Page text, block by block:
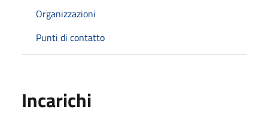
Organizzazioni
Punti di contatto
Incarichi